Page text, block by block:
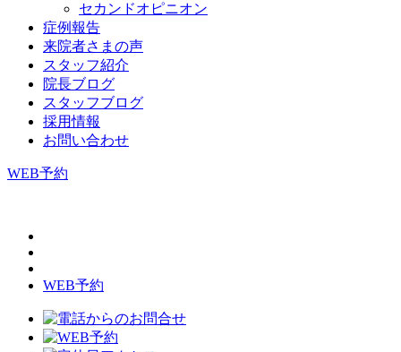
セカンドオピニオン
症例報告
来院者さまの声
スタッフ紹介
院長ブログ
スタッフブログ
採用情報
お問い合わせ
WEB予約
WEB予約